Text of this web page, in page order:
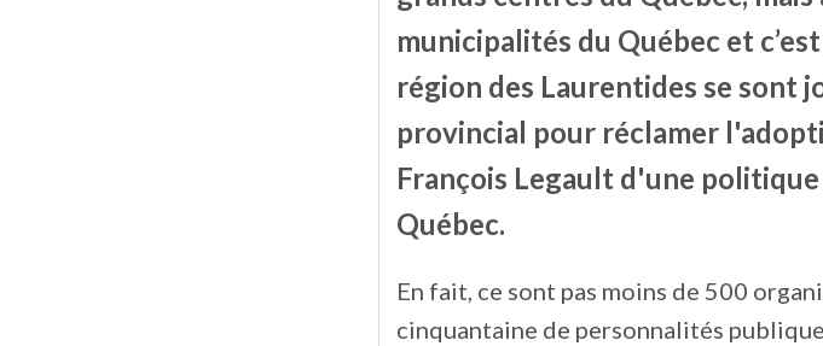
municipalités du Québec et
région des Laurentides se sont
provincial pour réclamer
François Legault d'une
Québec.
En fait, ce sont pas moins de 500
cinquantaine de personnalités